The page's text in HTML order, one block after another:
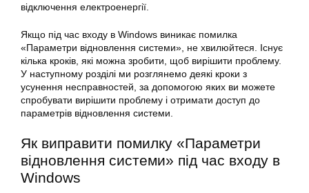
відключення електроенергії.
Якщо під час входу в Windows виникає помилка
«Параметри відновлення системи», не хвилюйтеся. Існує
кілька кроків, які можна зробити, щоб вирішити проблему.
У наступному розділі ми розглянемо деякі кроки з
усунення несправностей, за допомогою яких ви можете
спробувати вирішити проблему і отримати доступ до
параметрів відновлення системи.
Як виправити помилку «Параметри
відновлення системи» під час входу в
Windows